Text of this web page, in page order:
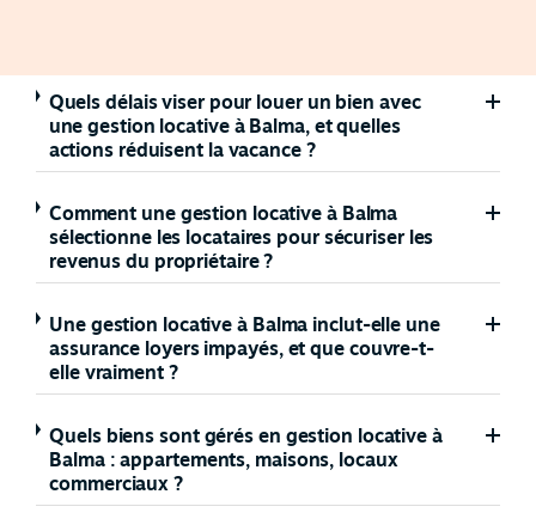
Quels délais viser pour louer un bien avec
une gestion locative à Balma, et quelles
actions réduisent la vacance ?
Comment une gestion locative à Balma
sélectionne les locataires pour sécuriser les
revenus du propriétaire ?
Une gestion locative à Balma inclut-elle une
assurance loyers impayés, et que couvre-t-
elle vraiment ?
Quels biens sont gérés en gestion locative à
Balma : appartements, maisons, locaux
commerciaux ?